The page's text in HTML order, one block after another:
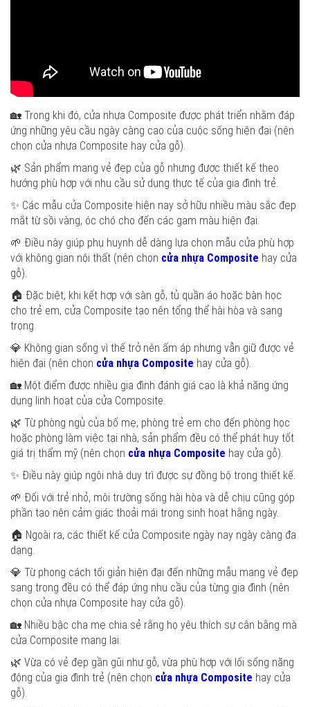
🏡 Trong khi đó, cửa nhựa Composite được phát triển nhằm đáp
ứng những yêu cầu ngày càng cao của cuộc sống hiện đại (nên
chọn cửa nhựa Composite hay cửa gỗ).
🌿 Sản phẩm mang vẻ đẹp của gỗ nhưng được thiết kế theo
hướng phù hợp với nhu cầu sử dụng thực tế của gia đình trẻ.
✨ Các mẫu cửa Composite hiện nay sở hữu nhiều màu sắc đẹp
mắt từ sồi vàng, óc chó cho đến các gam màu hiện đại.
🌱 Điều này giúp phụ huynh dễ dàng lựa chọn mẫu cửa phù hợp
với không gian nội thất (nên chọn cửa nhựa Composite hay cửa
gỗ).
🏠 Đặc biệt, khi kết hợp với sàn gỗ, tủ quần áo hoặc bàn học
cho trẻ em, cửa Composite tạo nên tổng thể hài hòa và sang
trọng.
💎 Không gian sống vì thế trở nên ấm áp nhưng vẫn giữ được vẻ
hiện đại (nên chọn cửa nhựa Composite hay cửa gỗ).
🏡 Một điểm được nhiều gia đình đánh giá cao là khả năng ứng
dụng linh hoạt của cửa Composite.
🌿 Từ phòng ngủ của bố mẹ, phòng trẻ em cho đến phòng học
hoặc phòng làm việc tại nhà, sản phẩm đều có thể phát huy tốt
giá trị thẩm mỹ (nên chọn cửa nhựa Composite hay cửa gỗ).
✨ Điều này giúp ngôi nhà duy trì được sự đồng bộ trong thiết kế.
🌱 Đối với trẻ nhỏ, môi trường sống hài hòa và dễ chịu cũng góp
phần tạo nên cảm giác thoải mái trong sinh hoạt hằng ngày.
🏠 Ngoài ra, các thiết kế cửa Composite ngày nay ngày càng đa
dạng.
💎 Từ phong cách tối giản hiện đại đến những mẫu mang vẻ đẹp
sang trọng đều có thể đáp ứng nhu cầu của từng gia đình (nên
chọn cửa nhựa Composite hay cửa gỗ).
🏡 Nhiều bậc cha mẹ chia sẻ rằng họ yêu thích sự cân bằng mà
cửa Composite mang lại.
🌿 Vừa có vẻ đẹp gần gũi như gỗ, vừa phù hợp với lối sống năng
động của gia đình trẻ (nên chọn cửa nhựa Composite hay cửa
gỗ).